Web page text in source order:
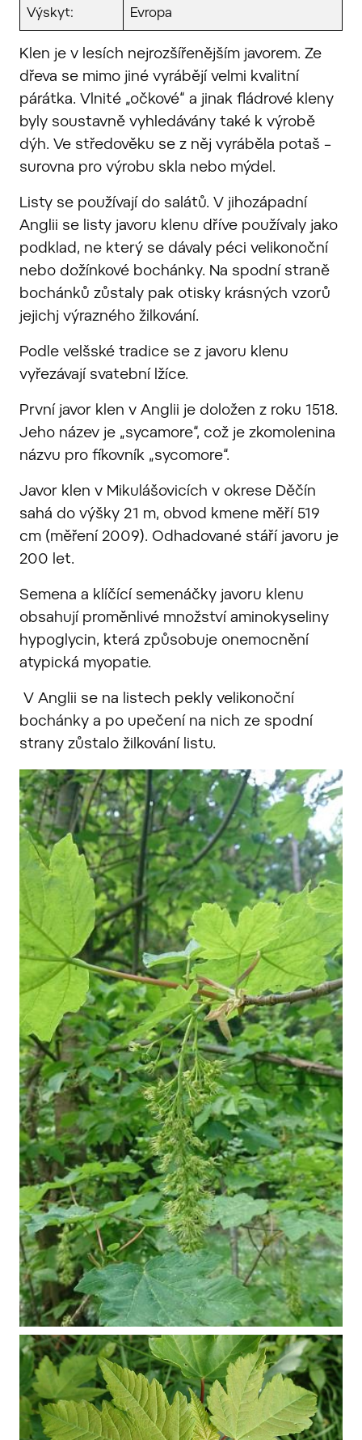
Výskyt: Evropa
Klen je v lesích nejrozšířenějším javorem. Ze
dřeva se mimo jiné vyrábějí velmi kvalitní
párátka. Vlnité „očkové“ a jinak fládrové kleny
byly soustavně vyhledávány také k výrobě
dýh. Ve středověku se z něj vyráběla potaš –
surovna pro výrobu skla nebo mýdel.
Listy se používají do salátů. V jihozápadní
Anglii se listy javoru klenu dříve používaly jako
podklad, ne který se dávaly péci velikonoční
nebo dožínkové bochánky. Na spodní straně
bochánků zůstaly pak otisky krásných vzorů
jejichj výrazného žilkování.
Podle velšské tradice se z javoru klenu
vyřezávají svatební lžíce.
První javor klen v Anglii je doložen z roku 1518.
Jeho název je „sycamore“, což je zkomolenina
názvu pro fíkovník „sycomore“.
Javor klen v Mikulášovicích v okrese Děčín
sahá do výšky 21 m, obvod kmene měří 519
cm (měření 2009). Odhadované stáří javoru je
200 let.
Semena a klíčící semenáčky javoru klenu
obsahují proměnlivé množství aminokyseliny
hypoglycin, která způsobuje onemocnění
atypická myopatie.
V Anglii se na listech pekly velikonoční
bochánky a po upečení na nich ze spodní
strany zůstalo žilkování listu.